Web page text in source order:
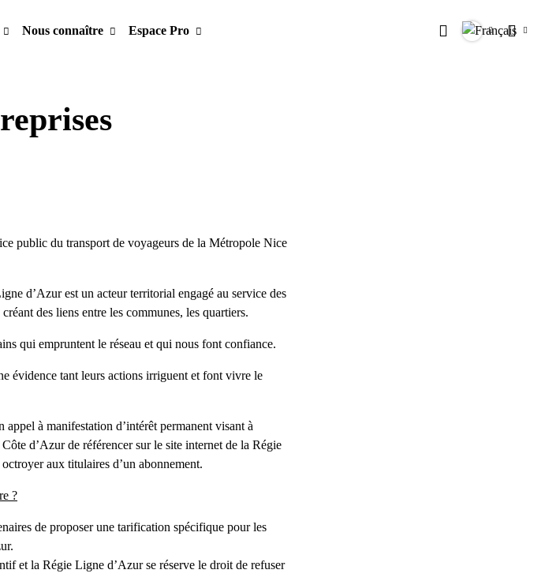
Nous connaître Espace Pro
RechercherLangues
public du transport de voyageurs de la Métropole Nice
d’Azur est un acteur territorial engagé au service des
des liens entre les communes, les quartiers.
qui empruntent le réseau et qui nous font confiance.
évidence tant leurs actions irriguent et font vivre le
à manifestation d’intérêt permanent visant à
d’Azur de référencer sur le site internet de la Régie
aux titulaires d’un abonnement.
?
de proposer une tarification spécifique pour les
et la Régie Ligne d’Azur se réserve le droit de refuser